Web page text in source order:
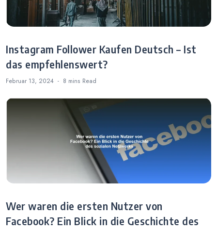
Instagram Follower Kaufen Deutsch – Ist
das empfehlenswert?
Februar 13, 2024 8 mins Read
Wer waren die ersten Nutzer von
Facebook? Ein Blick in die Geschichte des